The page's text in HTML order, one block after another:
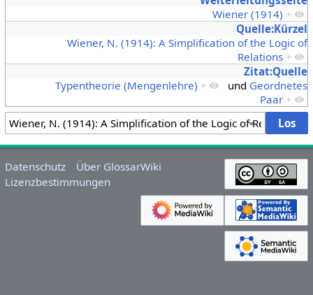
Wiener (1914) +
Quelle:Kürzel
Wiener, N. (1914): A Simplification of the Logic of
Relations +
Zitat:Quelle
Typentheorie (Mengenlehre) + und Geordnetes
Paar +
Datenschutz
Über GlossarWiki
Lizenzbestimmungen